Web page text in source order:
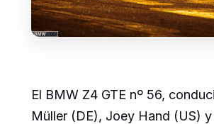
El BMW Z4 GTE nº 56,
Müller (DE), Joey Hand (US)